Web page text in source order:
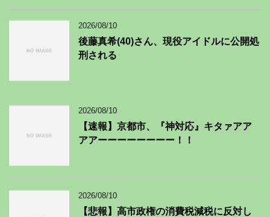
2026/08/10
後藤真希(40)さん、現役アイドルに公開処
刑される
2026/08/10
【速報】京都市、『神対応』キタァアア
アアーーーーーーーー！！
2026/08/10
【悲報】高市政権の消費税減税に反対し